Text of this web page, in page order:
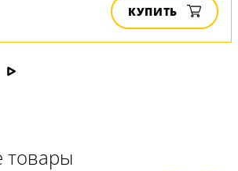
КУПИТЬ
товары